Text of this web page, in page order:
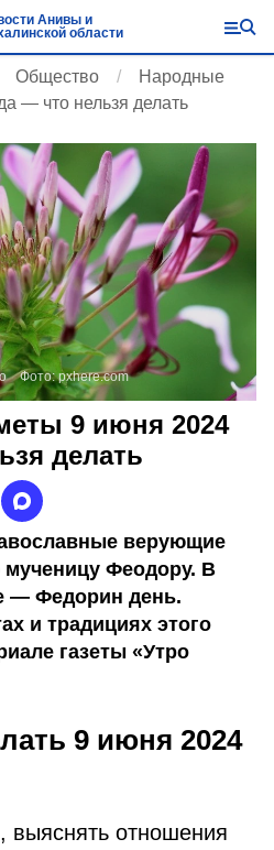
Анивы и
области
Общество
Народные
— что нельзя делать
Фото:pxhere.com
9 июня 2024
делать
верующие
Феодору. В
— Федорин день.
и традициях этого
газеты «Утро
9 июня 2024
выяснять отношения